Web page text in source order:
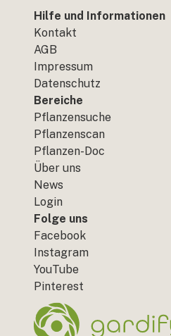
Hilfe und Informationen
Kontakt
AGB
Impressum
Datenschutz
Bereiche
Pflanzensuche
Pflanzenscan
Pflanzen-Doc
Über uns
News
Login
Folge uns
Facebook
Instagram
YouTube
Pinterest